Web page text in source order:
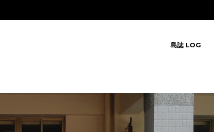
島誌 LOG